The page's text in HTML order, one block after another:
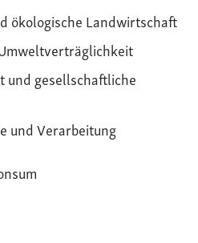
ökologische Landwirtschaft
und gesellschaftliche
und Verarbeitung